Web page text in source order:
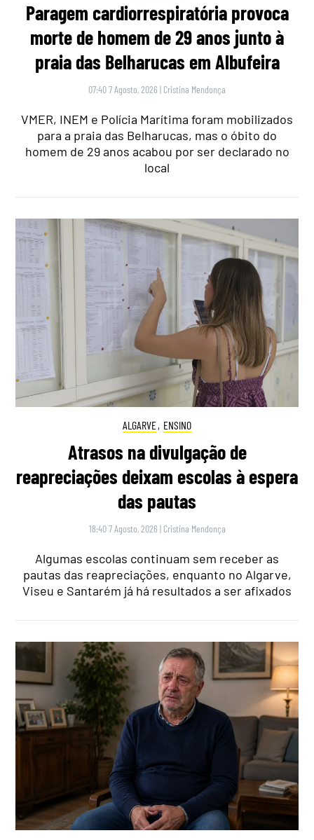
Paragem cardiorrespiratória provoca
morte de homem de 29 anos junto à
praia das Belharucas em Albufeira
07:40 7 Agosto, 2026 | Cristina Mendonça
VMER, INEM e Polícia Marítima foram mobilizados
para a praia das Belharucas, mas o óbito do
homem de 29 anos acabou por ser declarado no
local
ALGARVE, ENSINO
Atrasos na divulgação de
reapreciações deixam escolas à espera
das pautas
18:40 7 Agosto, 2026 | Cristina Mendonça
Algumas escolas continuam sem receber as
pautas das reapreciações, enquanto no Algarve,
Viseu e Santarém já há resultados a ser afixados